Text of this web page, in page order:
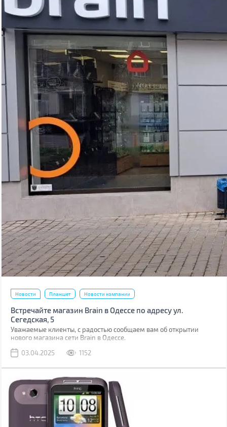
Новости Планшет Новости компании
Встречайте магазин Brain в Одессе по адресу ул.
Сегедская, 5
Уважаемые клиенты, с радостью сообщаем вам об открытии
нового магазина сети Brain в Одессе.
03.04.2025
1152